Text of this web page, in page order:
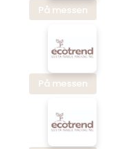
På messen
På messen